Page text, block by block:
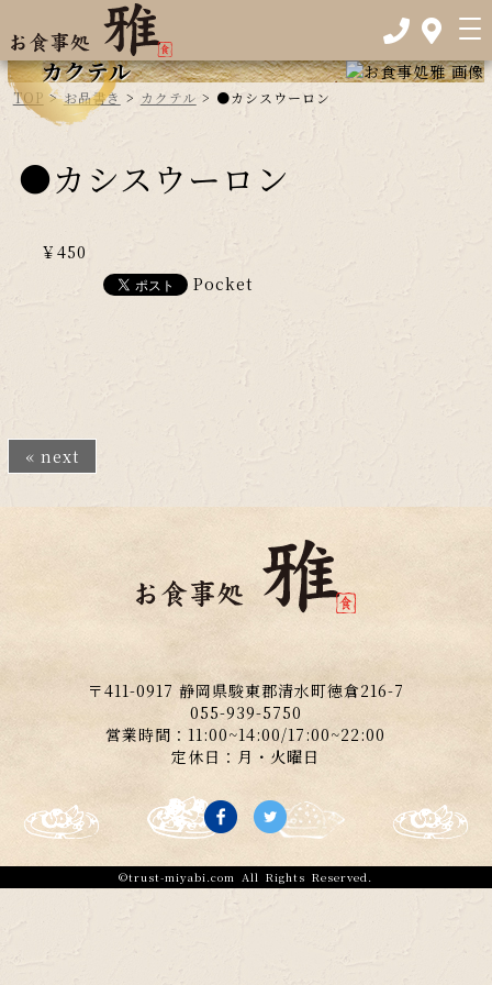
カクテル
TOP > お品書き > カクテル > ●カシスウーロン
●カシスウーロン
￥450
Pocket
« next
〒411-0917 静岡県駿東郡清水町徳倉216-7
055-939-5750
営業時間：11:00~14:00/17:00~22:00
定休日：月・火曜日
©trust-miyabi.com All Rights Reserved.